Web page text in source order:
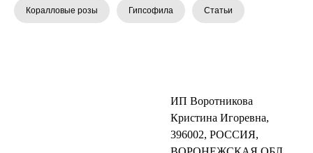
Коралловые розы Гипсофила Статьи
ИП Воротникова
Кристина Игоревна,
396002, РОССИЯ,